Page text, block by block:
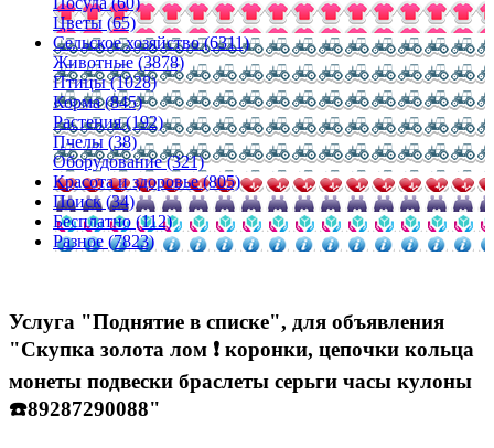
Цветы (65)
Сельское хозяйство (6311)
Животные (3878)
Птицы (1028)
Корма (845)
Растения (192)
Пчелы (38)
Оборудование (321)
Красота и здоровье (805)
Поиск (34)
Бесплатно (112)
Разное (7823)
Услуга "Поднятие в списке", для объявления
"Скупка золота лом ❗️ коронки, цепочки кольца
монеты подвески браслеты серьги часы кулоны
☎️89287290088"